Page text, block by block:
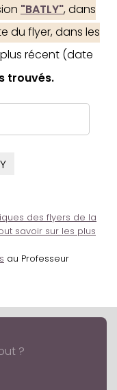
"BATLY", dans
du flyer, dans les
récent (date
trouvés.
des flyers de la
savoir sur les plus
au Professeur
?